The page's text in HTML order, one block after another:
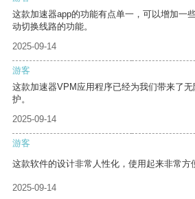
这款加速器app的功能有点单一，可以增加一
动切换线路的功能。
2025-09-14
游客
这款加速器VPM应用程序已经为我们带来了
护。
2025-09-14
游客
这款软件的设计非常人性化，使用起来非常方
2025-09-14